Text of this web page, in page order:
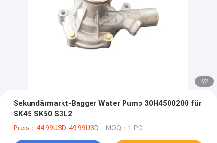
2/2
Sekundärmarkt-Bagger Water Pump 30H4500200 für
SK45 SK50 S3L2
Preis：44.99USD-49.99USD MOQ：1 PC